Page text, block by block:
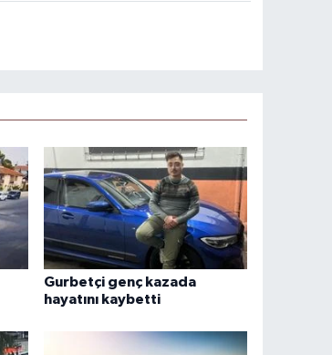
Gurbetçi genç kazada
hayatını kaybetti